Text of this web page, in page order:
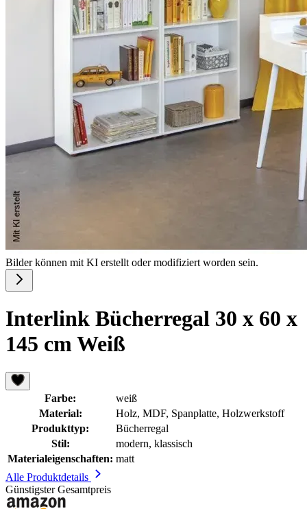
Bilder können mit KI erstellt oder modifiziert worden sein.
Interlink Bücherregal 30 x 60 x
145 cm Weiß
Farbe:
weiß
Material:
Holz, MDF, Spanplatte, Holzwerkstoff
Produkttyp:
Bücherregal
Stil:
modern, klassisch
Materialeigenschaften: matt
Alle Produktdetails
Günstigster Gesamtpreis